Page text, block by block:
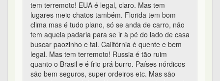
tem terremoto! EUA é legal, claro. Mas tem
lugares meio chatos também. Florida tem bom
clima mas é tudo plano, só se anda de carro, não
tem aquela padaria para se ir à pé do lado de casa
buscar paozinho e tal. Califórnia é quente e bem
legal. Mas tem terremoto! Russia é tão ruim
quanto o Brasil e é frio prá burro. Países nórdicos
são bem seguros, super ordeiros etc. Mas são